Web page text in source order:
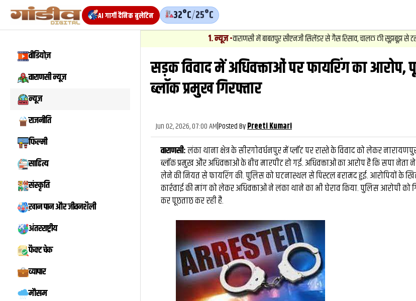
AI गार्गी दैनिक बुलेटिन 32°C/25°C
वाराणसी में बाबतपुर सीएनजी सिलेंडर से गैस रिसाव, चालक की सूझबूझ से टला बड़ा हादसा.
वीडियोज़
वाराणसी न्यूज़
न्यूज़
राजनीति
फिल्मी
साहित्य
संस्कृति
ख़ान पान और जीवनशैली
अंतरराष्ट्रीय
फैक्ट चेक
व्यापार
मौसम
सड़क विवाद में अधिवक्ताओं पर फायरिंग का आरोप,
ब्लॉक प्रमुख गिरफ्तार
Jun 02, 2026, 07:00 AM|Posted ByPreeti Kumari
वाराणसी:लंका थाना क्षेत्र के सीरगोवर्धनपुर में प्लॉट पर रास्ते के विवाद को लेकर
ब्लॉक प्रमुख और अधिवक्ताओं के बीच मारपीट हो गई. अधिवक्ताओं का आरोप है कि सपा नेता
लेने की नियत से फायरिंग की. पुलिस को घटनास्थल से पिस्टल बरामद हुई. आरोपियों के
कार्रवाई की मांग को लेकर अधिवक्ताओं ने लंका थाने का भी घेराव किया. पुलिस आरोपी को
कर पूछताछ कर रही है.
वीडियो
मिस्टर बीस्ट से दो
बातचीत, फिर छोड़ी
नौकरी: कैसे हैरी